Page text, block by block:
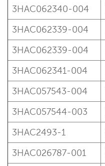
3HAC062340-004
3HAC062339-004
3HAC062339-004
3HAC062341-004
3HAC057543-004
3HAC057544-003
3HAC2493-1
3HAC026787-001